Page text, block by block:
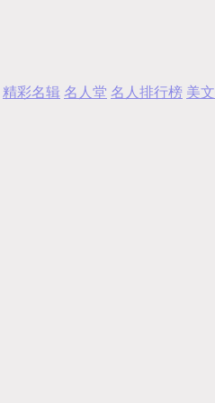
精彩名辑 名人堂 名人排行榜 美